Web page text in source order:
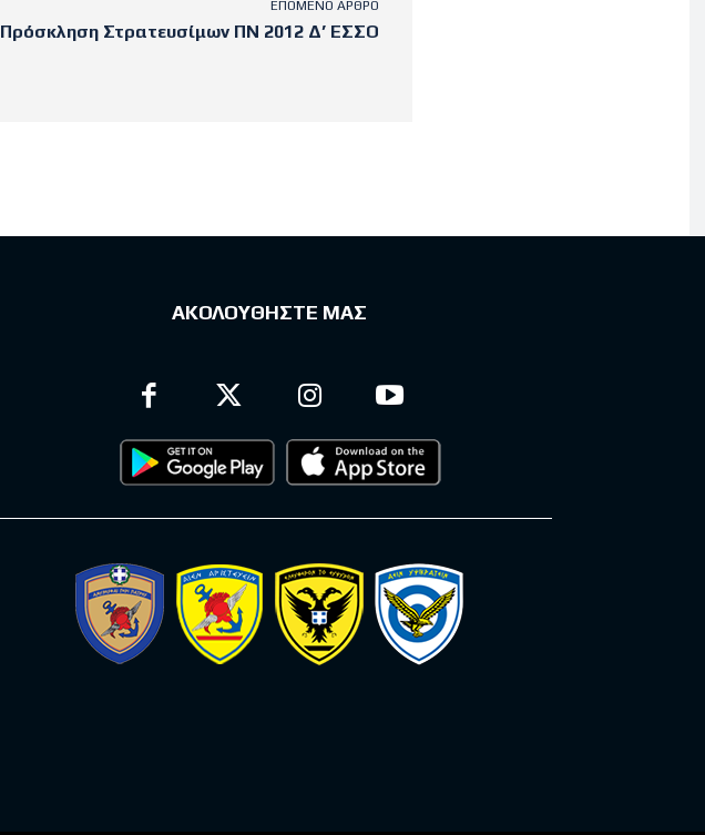
ΕΠΌΜΕΝΟ ΆΡΘΡΟ
Πρόσκληση Στρατευσίμων ΠΝ 2012 Δ’ ΕΣΣΟ
ΑΚΟΛΟΥΘΗΣΤΕ ΜΑΣ